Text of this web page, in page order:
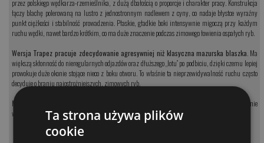
przez polskiego wędkarza-rzemieślnika, z dużą dbałością o proporcje i charakter pracy. Konstrukcja
łączy blachę polerowaną na lustro z jednostronnym nadlewem z cyny, co nadaje błystce wyraźny
punkt ciężkości i stabilność prowadzenia. Płaskie, gładkie boki intensywnie migoczą przy każdym
ruchu wędki, nawet bardzo krótkim, co ma duże znaczenie podczas zimowego łowienia ospałych ryb.
Wersja Trapez pracuje zdecydowanie agresywniej niż klasyczna mazurska blaszka . Ma
większą skłonność do nieregularnych odjazdów oraz dłuższego „lotu” po podbiciu, dzięki czemu lepiej
prowokuje duże okonie stojące nieco z boku otworu. To właśnie ta nieprzewidywalność ruchu często
decyduje o braniu najostrożniejszych, zimowych ryb.
Mazurska Trapez to sprawdzona błystka dla wędkarzy nastawionych na grube okonie, szczególnie
wtedy, gdy spokojna praca klasycznych modeli przestaje być skuteczna.
Ta strona używa plików
cookie